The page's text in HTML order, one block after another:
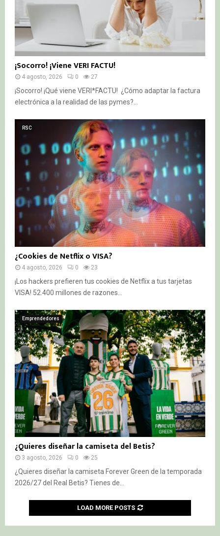
¡Socorro! ¡Viene VERI FACTU!
4 agosto, 2026 0 27
¡Socorro! ¡Qué viene VERI*FACTU! ¿Cómo adaptar la factura
electrónica a la realidad de las pymes?...
RSC
¿Cookies de Netflix o VISA?
4 agosto, 2026 0 23
¡Los hackers prefieren tus cookies de Netflix a tus tarjetas
VISA! 52.400 millones de razones...
Emprendedores
¿Quieres diseñar la camiseta del Betis?
3 agosto, 2026 0 25
¿Quieres diseñar la camiseta Forever Green de la temporada
2026/27 del Real Betis? Tienes de...
LOAD MORE POSTS